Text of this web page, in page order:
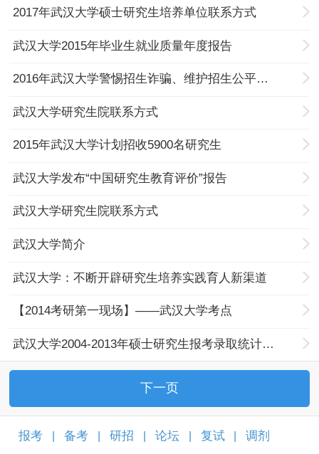
2017年武汉大学硕士研究生培养单位联系方式
武汉大学2015年毕业生就业质量年度报告
2016年武汉大学警惕招生诈骗、维护招生公平的公告
武汉大学研究生院联系方式
2015年武汉大学计划招收5900名研究生
武汉大学发布“中国研究生教育评价”报告
武汉大学研究生院联系方式
武汉大学简介
武汉大学：不断开辟研究生培养实践育人新渠道
【2014考研第一现场】——武汉大学考点
武汉大学2004-2013年硕士研究生报考录取统计汇总
下一页
报考 备考 研招 论坛 复试 调剂